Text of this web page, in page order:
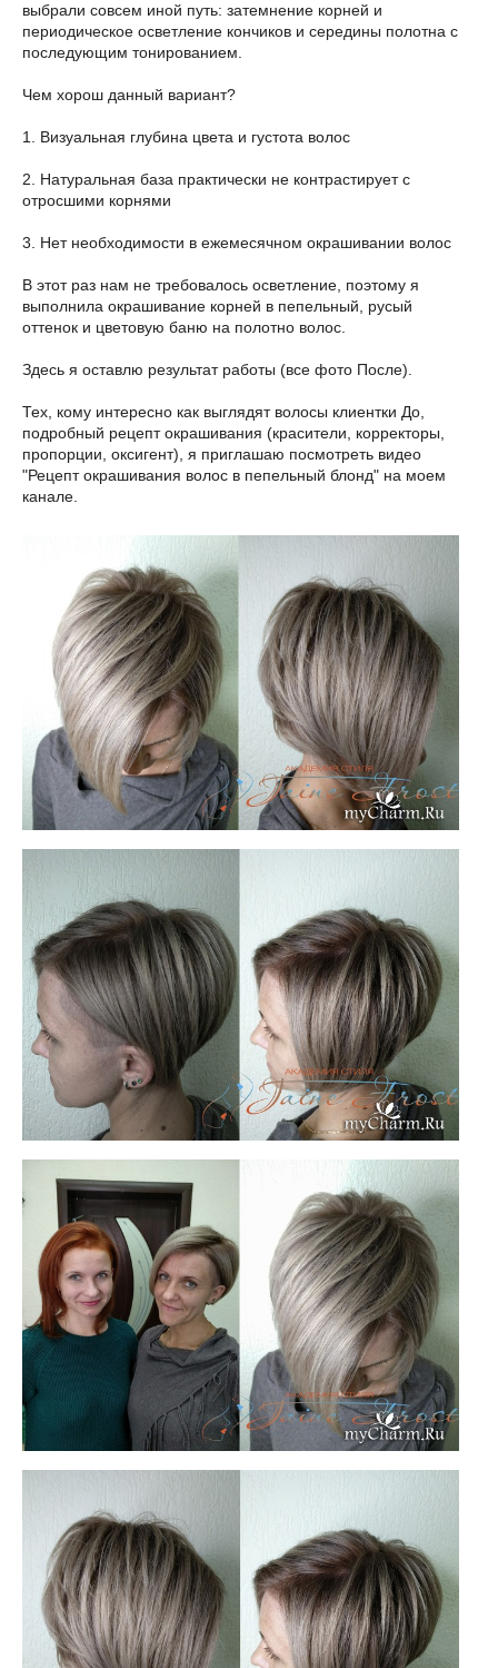
выбрали совсем иной путь: затемнение корней и
периодическое осветление кончиков и середины полотна с
последующим тонированием.
Чем хорош данный вариант?
1. Визуальная глубина цвета и густота волос
2. Натуральная база практически не контрастирует с
отросшими корнями
3. Нет необходимости в ежемесячном окрашивании волос
В этот раз нам не требовалось осветление, поэтому я
выполнила окрашивание корней в пепельный, русый
оттенок и цветовую баню на полотно волос.
Здесь я оставлю результат работы (все фото После).
Тех, кому интересно как выглядят волосы клиентки До,
подробный рецепт окрашивания (красители, корректоры,
пропорции, оксигент), я приглашаю посмотреть видео
"Рецепт окрашивания волос в пепельный блонд" на моем
канале.